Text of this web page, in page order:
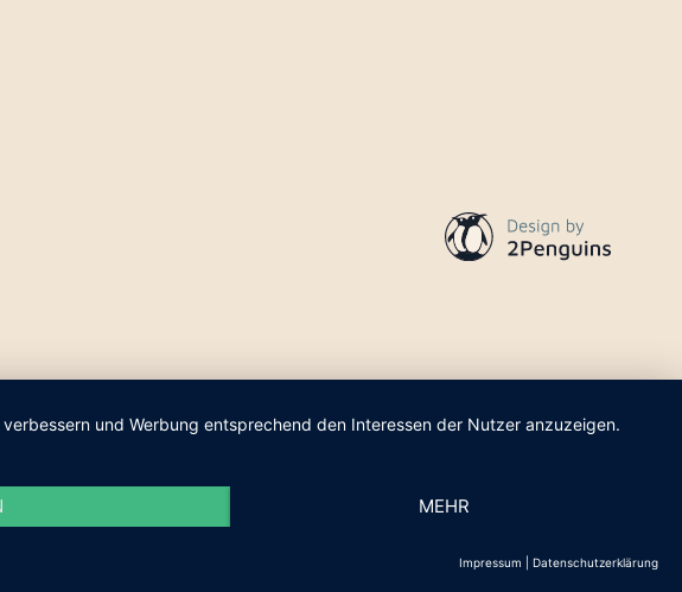
und Werbung entsprechend den Interessen der Nutzer anzuzeigen.
MEHR
Impressum Datenschutzerklärung